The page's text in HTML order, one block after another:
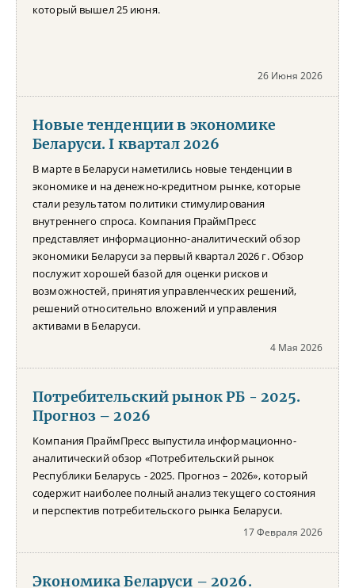
который вышел 25 июня.
26 Июня 2026
Новые тенденции в экономике
Беларуси. I квартал 2026
В марте в Беларуси наметились новые тенденции в
экономике и на денежно-кредитном рынке, которые
стали результатом политики стимулирования
внутреннего спроса. Компания ПраймПресс
представляет информационно-аналитический обзор
экономики Беларуси за первый квартал 2026 г. Обзор
послужит хорошей базой для оценки рисков и
возможностей, принятия управленческих решений,
решений относительно вложений и управления
активами в Беларуси.
4 Мая 2026
Потребительский рынок РБ - 2025.
Прогноз – 2026
Компания ПраймПресс выпустила информационно-
аналитический обзор «Потребительский рынок
Республики Беларусь - 2025. Прогноз – 2026», который
содержит наиболее полный анализ текущего состояния
и перспектив потребительского рынка Беларуси.
17 Февраля 2026
Экономика Беларуси – 2026.